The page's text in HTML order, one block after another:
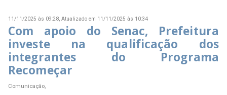
11/11/2025 às 09:28, Atualizado em 11/11/2025 às 10:34
Com apoio do Senac, Prefeitura
investe na qualificação dos
integrantes do Programa
Recomeçar
Comunicação,